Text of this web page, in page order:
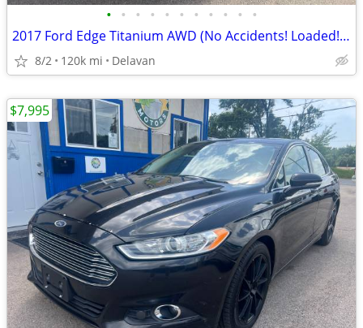
• • • • • • • • • • •
2017 Ford Edge Titanium AWD (No Accidents! Loaded! Fresh Oil!)
8/2 120k mi Delavan
$7,995